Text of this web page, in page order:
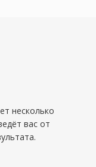
несколько
вас от